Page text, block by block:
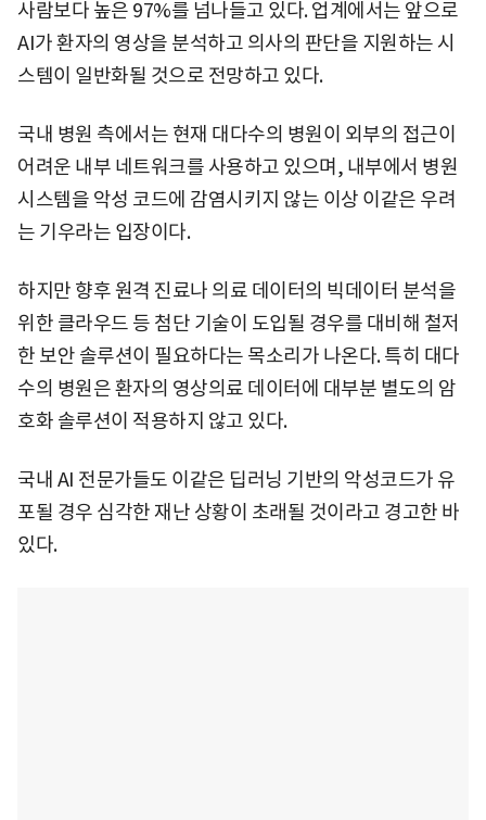
사람보다 높은 97%를 넘나들고 있다. 업계에서는 앞으로
AI가 환자의 영상을 분석하고 의사의 판단을 지원하는 시
스템이 일반화될 것으로 전망하고 있다.
국내 병원 측에서는 현재 대다수의 병원이 외부의 접근이
어려운 내부 네트워크를 사용하고 있으며, 내부에서 병원
시스템을 악성 코드에 감염시키지 않는 이상 이같은 우려
는 기우라는 입장이다.
하지만 향후 원격 진료나 의료 데이터의 빅데이터 분석을
위한 클라우드 등 첨단 기술이 도입될 경우를 대비해 철저
한 보안 솔루션이 필요하다는 목소리가 나온다. 특히 대다
수의 병원은 환자의 영상의료 데이터에 대부분 별도의 암
호화 솔루션이 적용하지 않고 있다.
국내 AI 전문가들도 이같은 딥러닝 기반의 악성코드가 유
포될 경우 심각한 재난 상황이 초래될 것이라고 경고한 바
있다.